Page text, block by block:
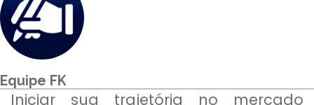
PORTAL EAD
Equipe FK
Iniciar sua trajetória no mercado